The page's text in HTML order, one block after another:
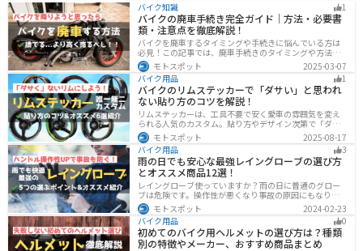
バイク知識 1
バイクの廃車手続き完全ガイド｜方法・必要書
類・注意点を徹底解説！
バイクを廃車するタイミングや手続きに悩んでいる方は
必見！この記事では、廃車手続きのタイミングや方法、
流れを解説しています。実は、手続きの注意点や業者に
依頼する際のポイントがあります。記事を読めば、バイ
クの廃車手続きがスムーズに行えるでしょう。
モトスポット
2025-03-07
バイク用品
1
バイクのリムステッカーで「ダサい」と思われ
ない貼り方のコツを解説！
リムステッカーは、工具不要で安く愛車の雰囲気を変え
られる人気のカスタム。貼り方やデザイン次第で「ダサ
い」仕上がりになることも。本記事では失敗例や選び
方、きれいに貼るコツからおすすめ商品まで詳しく紹
介。初心者でも安心して足回りをカッコよくドレスアッ
プできます。
モトスポット
2025-08-17
バイク用品
3
雨の日でも安心な最強レイングローブの選び方
とオススメ商品12選！
レイングローブ使っていますか？雨の日に普通のグロー
ブは危険です。操作性が悪くなり事故の原因にもなりま
す。安全と快適に運転するためにもしっかりとしたレイ
ングローブを準備しておきましょう。この記事ではレイ
ングローブの選び方とオススメを紹介します。
モトスポット
2024-02-23
バイク用品
0
初めてのバイク用ヘルメットの選び方は？種類
別の特徴やメーカー、おすすめ商品まとめ